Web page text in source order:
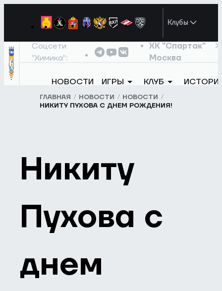
Клубы
Соцсети
"Химика":
ХК "Спартак"
Москва
НОВОСТИ ИГРЫ КЛУБ
ГЛАВНАЯ НОВОСТИ
НОВОСТИ
НИКИТУ ПУХОВА С ДНЕМ РОЖДЕНИЯ!
Никиту
Пухова с
днем